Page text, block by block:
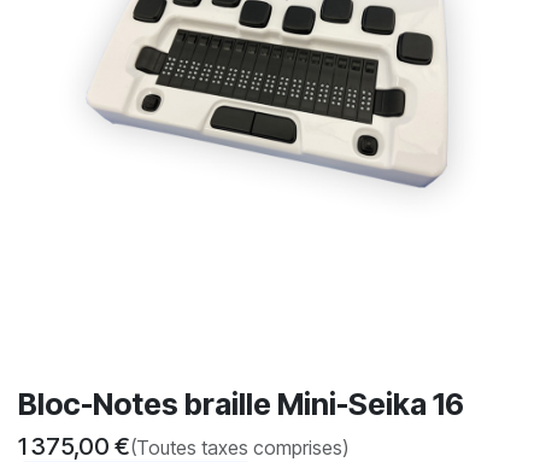
Bloc-Notes braille Mini-Seika 16
1 375,00 €(Toutes taxes comprises)